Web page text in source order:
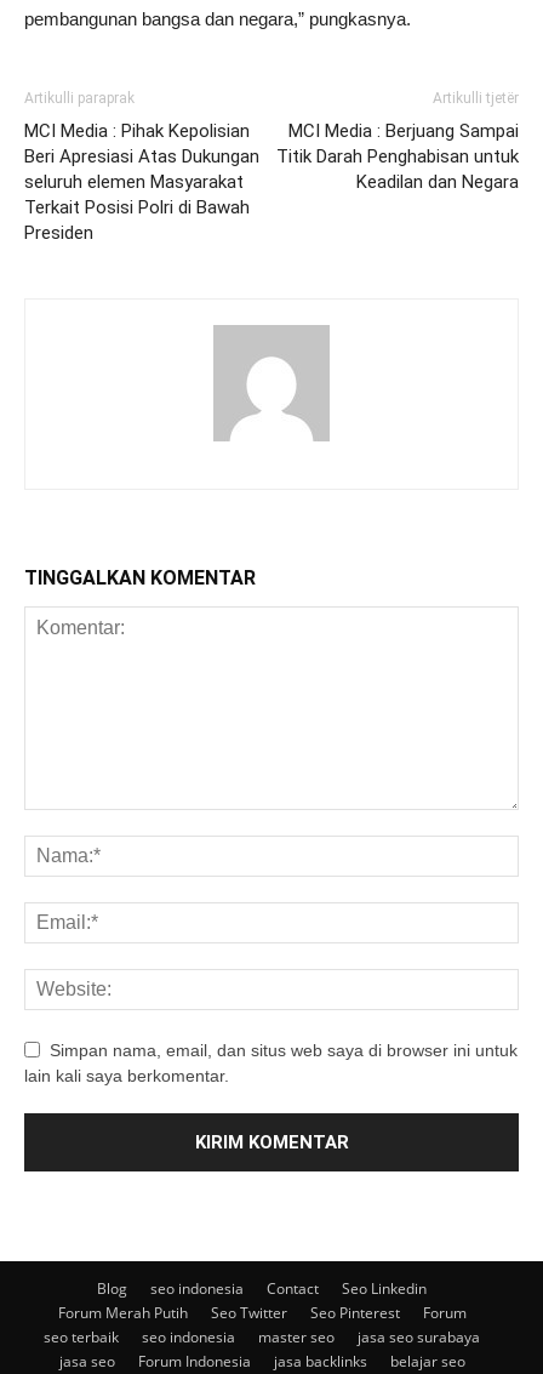
pembangunan bangsa dan negara,” pungkasnya.
Artikulli paraprak
MCI Media : Pihak Kepolisian
Beri Apresiasi Atas Dukungan
seluruh elemen Masyarakat
Terkait Posisi Polri di Bawah
Presiden
Artikulli tjetër
MCI Media : Berjuang Sampai
Titik Darah Penghabisan untuk
Keadilan dan Negara
TINGGALKAN KOMENTAR
Simpan nama, email, dan situs web saya di browser ini untuk
lain kali saya berkomentar.
Blog seo indonesia Contact
Seo Linkedin
Forum Merah Putih
Seo Twitter Seo Pinterest
Forum
seo terbaik
seo indonesia master seo
jasa seo surabaya
jasa seo
Forum Indonesia jasa backlinks
belajar seo